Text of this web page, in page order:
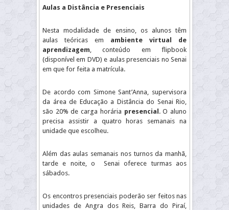
Aulas a Distância e Presenciais
Nesta modalidade de ensino, os alunos têm
aulas teóricas em ambiente virtual de
aprendizagem, conteúdo em flipbook
(disponível em DVD) e aulas presenciais no Senai
em que for feita a matrícula.
De acordo com Simone Sant’Anna, supervisora
da área de Educação a Distância do Senai Rio,
são 20% de carga horária presencial . O aluno
precisa assistir a quatro horas semanais na
unidade que escolheu.
Além das aulas semanais nos turnos da manhã,
tarde e noite, o Senai oferece turmas aos
sábados.
Os encontros presenciais poderão ser feitos nas
unidades de Angra dos Reis, Barra do Piraí,